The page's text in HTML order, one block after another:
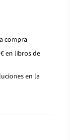
compra
en libros de
en la